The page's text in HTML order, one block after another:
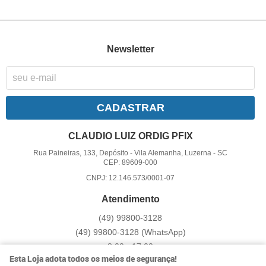
Newsletter
CADASTRAR
CLAUDIO LUIZ ORDIG PFIX
Rua Paineiras, 133, Depósito -Vila Alemanha, Luzerna -SC
CEP: 89609-000
CNPJ: 12.146.573/0001-07
Atendimento
(49) 99800-3128
(49) 99800-3128 (WhatsApp)
8:00 - 17:00
pfix@pfix.com.br
Esta Loja adota todos os meios de segurança!